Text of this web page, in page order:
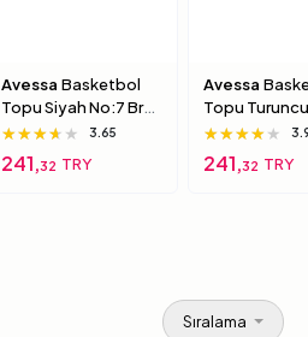
Avessa Basketbol
Topu Siyah No:7 Brc-
7 7 Numara
★★★★★
★★★★★
★★★★★ 3.65
241,32 TRY
Avessa
Topu
Brc-7 5
★★★★★
★★★★★
★★★★★
241,32 TRY
Sıralama